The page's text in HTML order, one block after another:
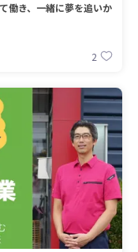
働き、一緒に夢を追いか
2